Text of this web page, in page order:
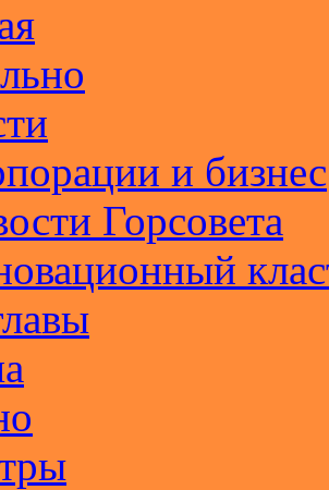
и бизнес
Горсовета